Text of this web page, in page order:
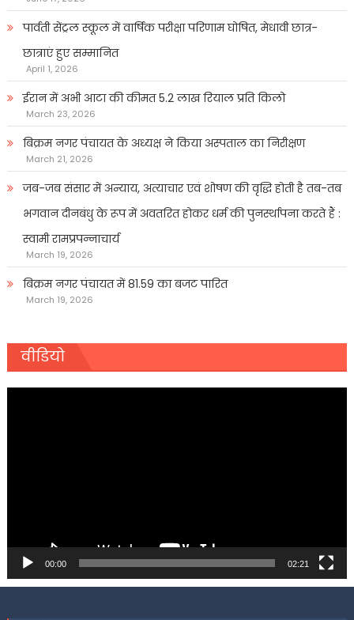
पार्वती सेंट्रल स्कूल में वार्षिक परीक्षा परिणाम घोषित, मेधावी छात्र-
छात्राएं हुए सम्मानित
April 1, 2026
ईरान में अभी आटा की कीमत 5.2 लाख रियाल प्रति किलो
March 23, 2026
बिक्रम नगर पंचायत के अध्यक्ष ने किया अस्पताल का निरीक्षण
March 21, 2026
जब-जब संसार में अन्याय, अत्याचार एवं शोषण की वृद्धि होती है तब-तब
भगवान दीनबंधु के रूप में अवतरित होकर धर्म की पुनर्स्थापना करते हैं :
स्वामी रामप्रपन्नाचार्य
March 19, 2026
बिक्रम नगर पंचायत में 81.59 का बजट पारित
March 19, 2026
वीडियो
00:00 02:21